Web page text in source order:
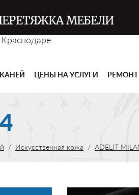
МЕБЕЛИ
ЦЕНЫ НА УСЛУГИ РЕМОНТ
Искусственная кожа ADELIT